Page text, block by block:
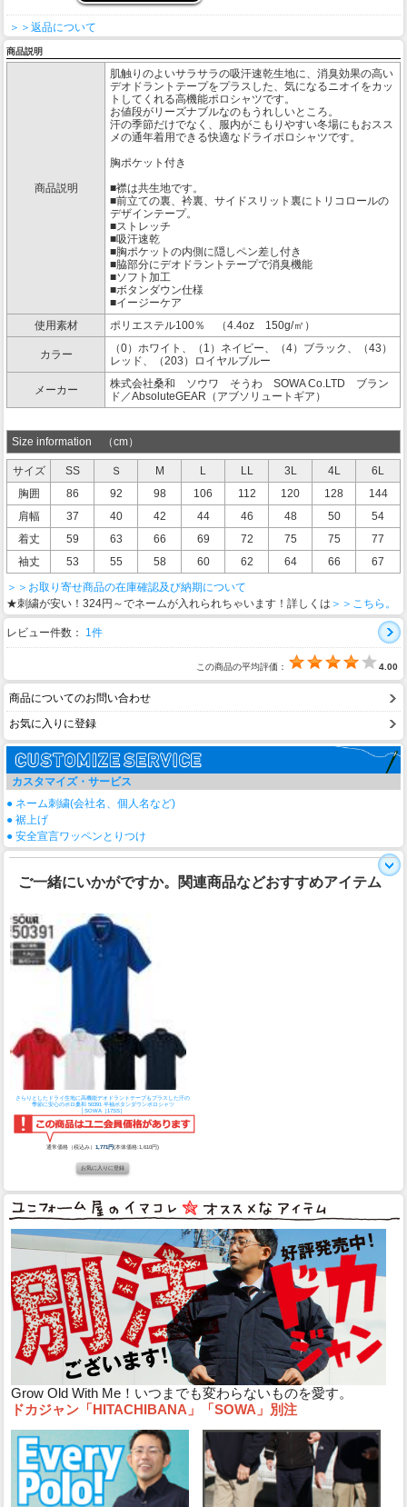
＞＞返品について
商品説明
商品説明
肌触りのよいサラサラの吸汗速乾生地に、消臭効果の高い
デオドラントテープをプラスした、気になるニオイをカッ
トしてくれる高機能ポロシャツです。
お値段がリーズナブルなのもうれしいところ。
汗の季節だけでなく、服内がこもりやすい冬場にもおスス
メの通年着用できる快適なドライポロシャツです。
胸ポケット付き
■襟は共生地です。
■前立ての裏、衿裏、サイドスリット裏にトリコロールの
デザインテープ。
■ストレッチ
■吸汗速乾
■胸ポケットの内側に隠しペン差し付き
■脇部分にデオドラントテープで消臭機能
■ソフト加工
■ボタンダウン仕様
■イージーケア
使用素材
ポリエステル100％ （4.4oz 150g/㎡）
カラー
（0）ホワイト、（1）ネイビー、（4）ブラック、（43）
レッド、（203）ロイヤルブルー
メーカー
株式会社桑和 ソウワ そうわ SOWA Co.LTD ブラン
ド／AbsoluteGEAR（アブソリュートギア）
Size information （cm）
サイズ SS Ｓ M L LL 3L 4L
6L
胸囲
86 92 98 106 112 120 128
144
肩幅
37 40 42 44 46 48 50
54
着丈
59 63 66 69 72 75 75
77
袖丈
53 55 58 60 62 64 66
67
＞＞お取り寄せ商品の在庫確認及び納期について
★刺繍が安い！324円～でネームが入れられちゃいます！詳しくは ＞＞こちら。
レビュー件数： 1件
この商品の平均評価： 4.00
商品についてのお問い合わせ
お気に入りに登録
カスタマイズ・サービス
● ネーム刺繍(会社名、個人名など)
● 裾上げ
● 安全宣言ワッペンとりつけ
ご一緒にいかがですか。関連商品などおすすめアイテム
さらりとしたドライ生地に高機能デオドラントテープもプラスした汗の
季節に安心のポロ桑和 50391 半袖ボタンダウンポロシャツ
│SOWA［17SS］
通常価格（税込み）1,771円(本体価格:1,610円)
Grow Old With Me！いつまでも変わらないものを愛す。
ドカジャン「HITACHIBANA」「SOWA」別注